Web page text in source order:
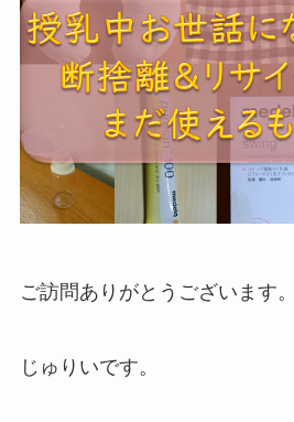
ご訪問ありがとうございます。
じゅりいです。